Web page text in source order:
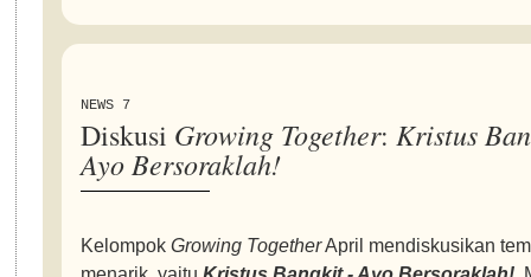
NEWS 7
Diskusi Growing Together: Kristus
Ayo Bersoraklah!
Kelompok Growing TogetherApril mendiskusikan